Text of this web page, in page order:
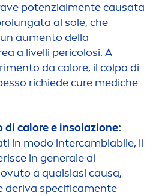
potenzialmente causata
al sole, che
aumento della
a livelli pericolosi. A
mento da calore, il colpo di
richiede cure mediche
di calore e insolazione:
in modo intercambiabile, il
in generale al
a qualsiasi causa,
deriva specificamente